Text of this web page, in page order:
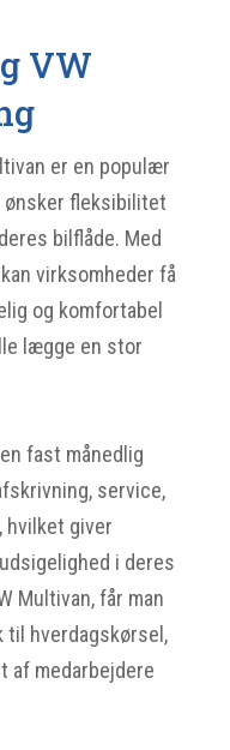
VW
er en populær
ønsker fleksibilitet
bilflåde. Med
virksomheder få
og komfortabel
lægge en stor
fast månedlig
service,
hvilket giver
i deres
Multivan, får man
til hverdagskørsel,
af medarbejdere